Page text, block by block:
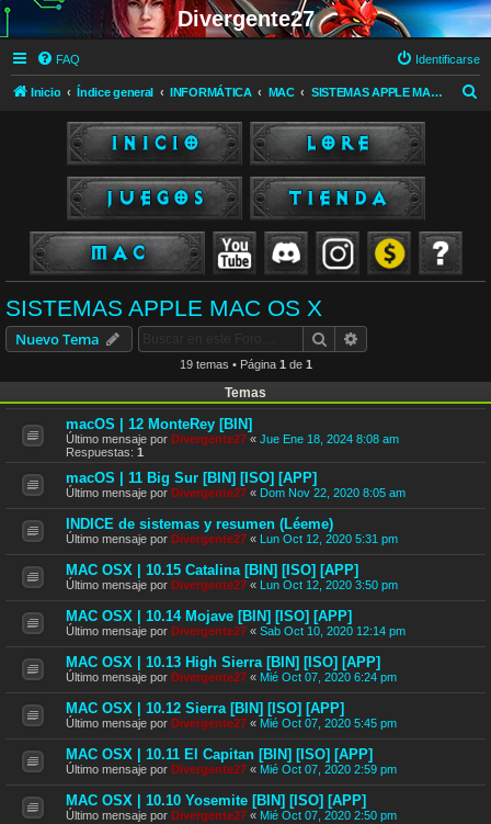
Divergente27
FAQ Identificarse
Inicio Índice general INFORMÁTICA MAC SISTEMAS APPLE MAC OS X
SISTEMAS APPLE MAC OS X
Nuevo Tema Buscar
19 temas • Página 1 de 1
Temas
macOS | 12 MonteRey [BIN]
Último mensaje por Divergente27 « Jue Ene 18, 2024 8:08 am
Respuestas: 1
macOS | 11 Big Sur [BIN] [ISO] [APP]
Último mensaje por Divergente27 « Dom Nov 22, 2020 8:05 am
INDICE de sistemas y resumen (Léeme)
Último mensaje por Divergente27 « Lun Oct 12, 2020 5:31 pm
MAC OSX | 10.15 Catalina [BIN] [ISO] [APP]
Último mensaje por Divergente27 « Lun Oct 12, 2020 3:50 pm
MAC OSX | 10.14 Mojave [BIN] [ISO] [APP]
Último mensaje por Divergente27 « Sab Oct 10, 2020 12:14 pm
MAC OSX | 10.13 High Sierra [BIN] [ISO] [APP]
Último mensaje por Divergente27 « Mié Oct 07, 2020 6:24 pm
MAC OSX | 10.12 Sierra [BIN] [ISO] [APP]
Último mensaje por Divergente27 « Mié Oct 07, 2020 5:45 pm
MAC OSX | 10.11 El Capitan [BIN] [ISO] [APP]
Último mensaje por Divergente27 « Mié Oct 07, 2020 2:59 pm
MAC OSX | 10.10 Yosemite [BIN] [ISO] [APP]
Último mensaje por Divergente27 « Mié Oct 07, 2020 2:50 pm